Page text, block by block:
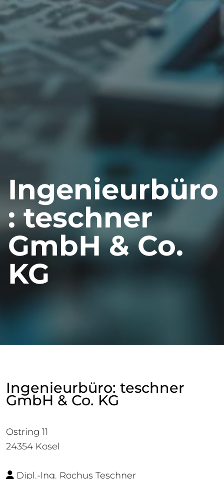
Ingenieurbüro
: teschner
GmbH & Co.
KG
Ingenieurbüro: teschner
GmbH & Co. KG
Ostring 11
24354 Kosel
Dipl.-Ing. Rochus Teschner